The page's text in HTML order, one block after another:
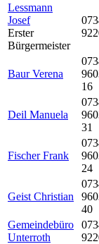
Lessmann
Josef
Erster
Bürgermeister
Baur Verena
16
Deil Manuela
31
Fischer Frank
24
Geist Christian
40
Gemeindebüro
Unterroth